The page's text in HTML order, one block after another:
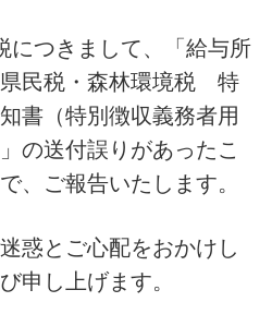
つきまして、「給与所
民税・森林環境税 特
書（特別徴収義務者用
の送付誤りがあったこ
、ご報告いたします。
惑とご心配をおかけし
申し上げます。